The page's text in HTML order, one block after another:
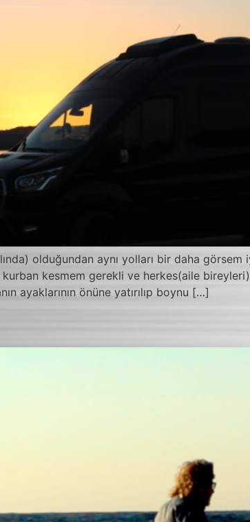
olduğundan aynı yolları bir daha görsem
kesmem gerekli ve herkes(aile
ayaklarının önüne yatırılıp boynu […]